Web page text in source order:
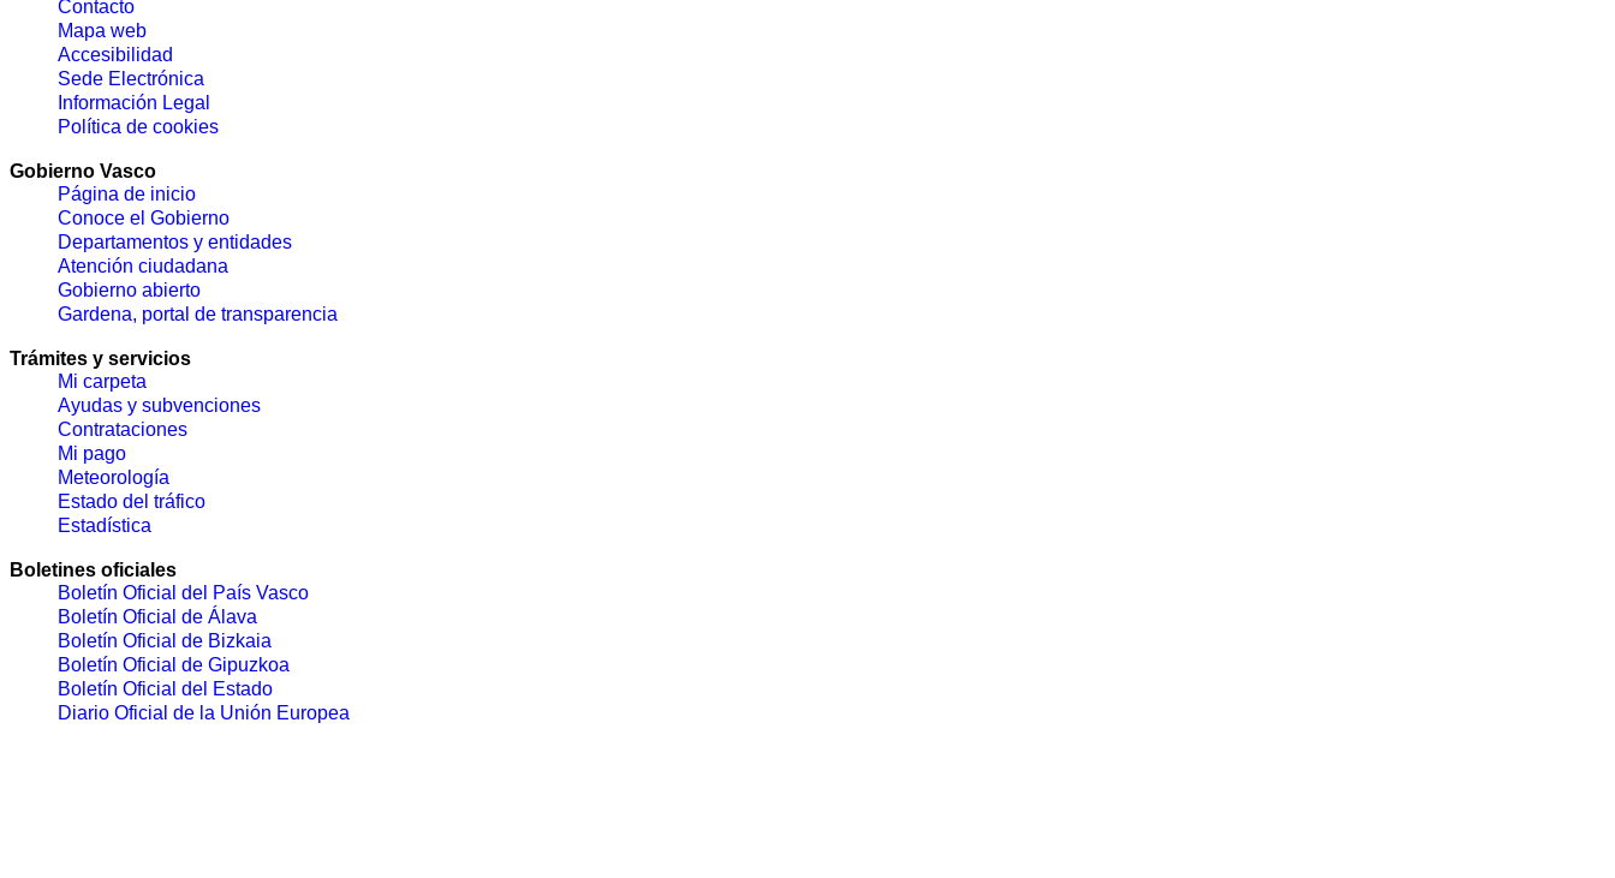
Contacto
Mapa web
Accesibilidad
Sede Electrónica
Información Legal
Política de cookies
Gobierno Vasco
Página de inicio
Conoce el Gobierno
Departamentos y entidades
Atención ciudadana
Gobierno abierto
Gardena, portal de transparencia
Trámites y servicios
Mi carpeta
Ayudas y subvenciones
Contrataciones
Mi pago
Meteorología
Estado del tráfico
Estadística
Boletines oficiales
Boletín Oficial del País Vasco
Boletín Oficial de Álava
Boletín Oficial de Bizkaia
Boletín Oficial de Gipuzkoa
Boletín Oficial del Estado
Diario Oficial de la Unión Europea